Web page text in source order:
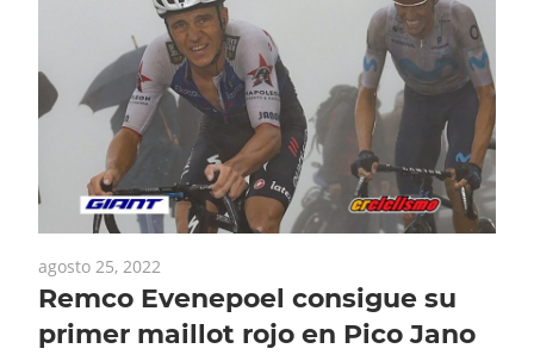
agosto 25, 2022
Remco Evenepoel consigue su
primer maillot rojo en Pico Jano